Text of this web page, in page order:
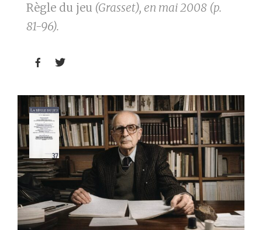
Règle du jeu (Grasset), en mai 2008 (p.
81-96).
 